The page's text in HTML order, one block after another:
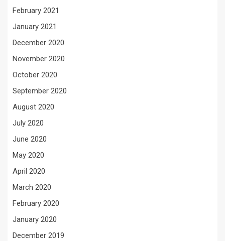
February 2021
January 2021
December 2020
November 2020
October 2020
September 2020
August 2020
July 2020
June 2020
May 2020
April 2020
March 2020
February 2020
January 2020
December 2019